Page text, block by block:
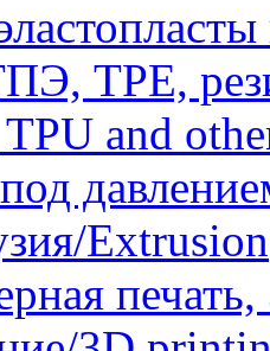
TPE,
and
Extrusion